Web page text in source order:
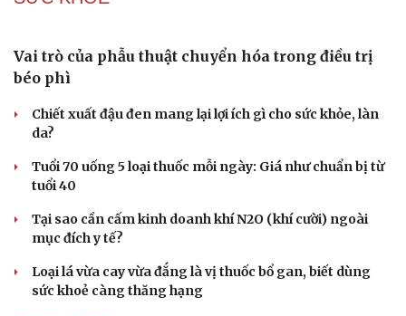
Vai trò của phẫu thuật chuyển hóa trong điều trị
béo phì
Chiết xuất đậu đen mang lại lợi ích gì cho sức khỏe, làn
da?
Tuổi 70 uống 5 loại thuốc mỗi ngày: Giá như chuẩn bị từ
tuổi 40
Tại sao cần cấm kinh doanh khí N2O (khí cười) ngoài
mục đích y tế?
Loại lá vừa cay vừa đắng là vị thuốc bổ gan, biết dùng
sức khoẻ càng thăng hạng